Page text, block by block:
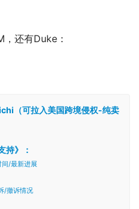
还有Duke：
（可拉入美国跨境侵权-纯卖
持》：
/最新进展
/撤诉情况